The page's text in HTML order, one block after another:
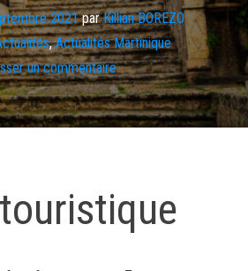
2021parKillian BOREZO
,Actualités Martinique
un commentaire